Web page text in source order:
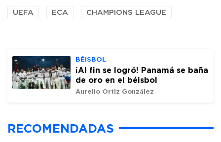
UEFA ECA CHAMPIONS LEAGUE
BÉISBOL
¡Al fin se logró! Panamá se baña
de oro en el béisbol
Aurelio Ortiz González
RECOMENDADAS